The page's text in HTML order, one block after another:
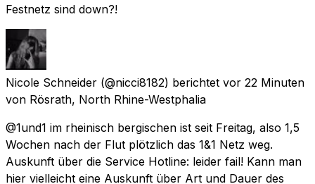
Festnetz sind down?!
Nicole Schneider (@nicci8182) berichtet vor 22 Minuten
von Rösrath, North Rhine-Westphalia
@1und1 im rheinisch bergischen ist seit Freitag, also 1,5
Wochen nach der Flut plötzlich das 1&1 Netz weg.
Auskunft über die Service Hotline: leider fail! Kann man
hier vielleicht eine Auskunft über Art und Dauer des